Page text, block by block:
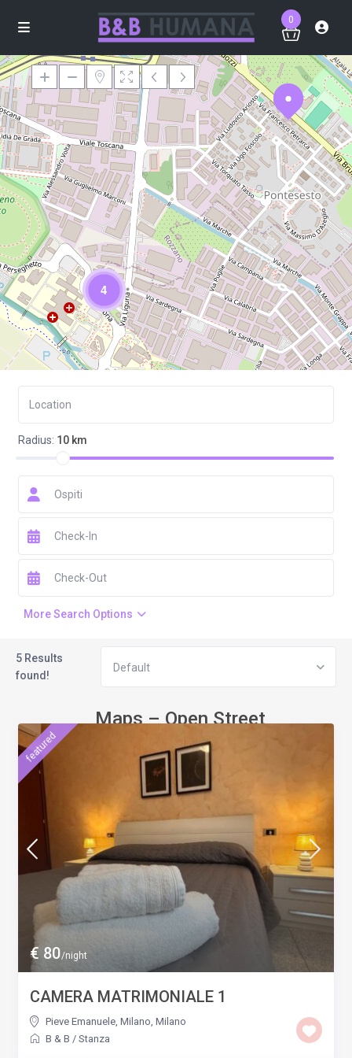
0
Loading Maps
4
Radius: 10 km
More Search Options
5 Results
found!
Default
Maps – Open Street
€ 80/night
featured
CAMERA MATRIMONIALE 1
Pieve Emanuele, Milano ,Milano
B & B /Stanza